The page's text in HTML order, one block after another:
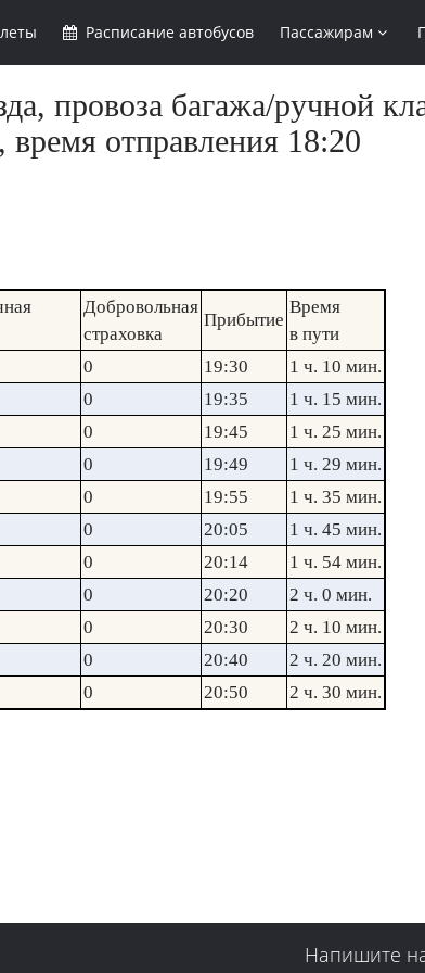
Расписание автобусов Пассажирам
провоза багажа/ручной
отправления 18:20
Добровольная
страховка
Прибытие
Время
в пути
0 19:30
1 ч. 10 мин.
0 19:35
1 ч. 15 мин.
0 19:45
1 ч. 25 мин.
0 19:49
1 ч. 29 мин.
0 19:55
1 ч. 35 мин.
0 20:05
1 ч. 45 мин.
0 20:14
1 ч. 54 мин.
0 20:20
2 ч. 0 мин.
0 20:30
2 ч. 10 мин.
0 20:40
2 ч. 20 мин.
0 20:50 2 ч. 30 мин.
Напишите